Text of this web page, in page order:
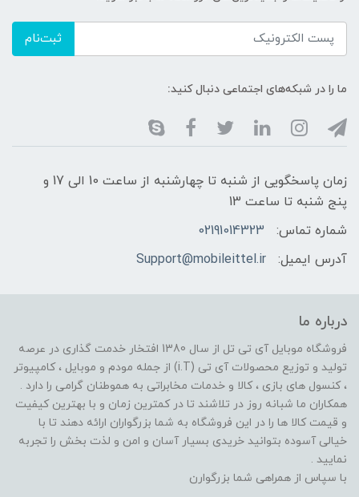
ثبت‌نام
ما را در شبکه‌های اجتماعی دنبال کنید:
زمان پاسخگویی از شنبه تا چهارشنبه از ساعت 10 الی 17 و
پنج شنبه تا ساعت 13
شماره تماس:
02191014323
آدرس ایمیل:
Support@mobileittel.ir
درباره ما
فروشگاه موبایل آی تی تل از سال 1380 افتخار خدمت گذاری در عرصه
تولید و توزیع محصولات آی تی (i.T) از جمله مودم و موبایل ، کامپیوتر
، کنسول های بازی ، کالا و خدمات مخابراتی به هموطنان گرامی را دارد .
همکاران ما شبانه روز در تلاشند تا در کمترین زمان و با بهترین کیفیت
و قیمت کالا ها را در این فروشگاه به شما بزرگواران ارائه دهند تا با
خیالی آسوده بتوانید خریدی بسیار آسان و امن و لذت بخش را تجربه
نمایید .
با سپاس از همراهی شما بزرگوارن